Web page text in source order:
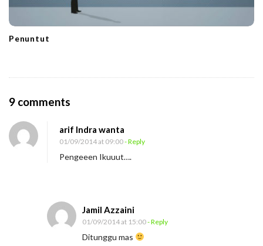
Penuntut
9 comments
S
a
N
u
arif Indra wanta
01/09/2014 at 09:00- Reply
Pengeeen Ikuuut….
Jamil Azzaini
01/09/2014 at 15:00- Reply
Ditunggu mas